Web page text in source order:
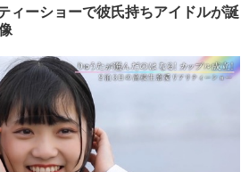
スポーツ
その他
ショッピング
ィーショーで彼氏持ちアイドルが誕